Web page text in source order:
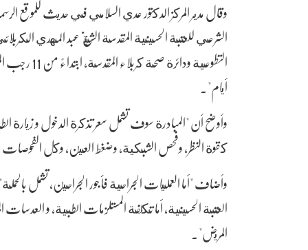
وقال مدير المركز الدكتور عدي السلامي في حديث للموقع
الشرعي للعتبة الحسينية المقدسة الشيخ عبد المهدي
أيام".
وأوضح أن "المبادرة سوف تشمل سعر تذكرة الدخول و
كقوة النظر، وفحص الشبكية، وضغط العين، وكل الفحوصات
وأضاف "أما العمليات الجراحية فأجور الجراحين، تشمل
العتبة الحسينية، أما تكلفة المستلزمات الطبية، و
المريض".